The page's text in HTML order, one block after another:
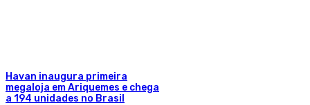
Havan inaugura primeira
megaloja em Ariquemes e chega
a 194 unidades no Brasil